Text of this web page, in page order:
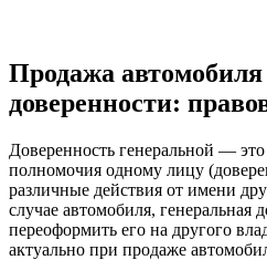
Продажа
доверенности:
Доверенность генеральной —
полномочия одному лицу
различные действия от имени
случае автомобиля, генеральная
переоформить его на другого
актуально при продаже